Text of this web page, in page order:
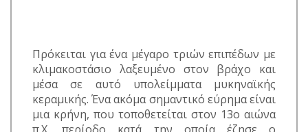
Πρόκειται για ένα μέγαρο τριών επιπέδων με
κλιμακοστάσιο λαξευμένο στον βράχο και
μέσα σε αυτό υπολείμματα μυκηναϊκής
κεραμικής. Ένα ακόμα σημαντικό εύρημα είναι
μια κρήνη, που τοποθετείται στον 13ο αιώνα